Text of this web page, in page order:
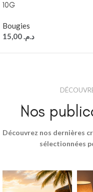
10G
Bougies
د.م.
Nos
Découvrez nos dernières
sélectionnées